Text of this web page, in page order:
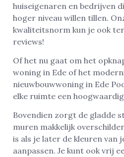
huiseigenaren en bedrijven
hoger niveau willen tillen.
kwaliteitsnorm kun je ook
reviews!
Of het nu gaat om het
woning in Ede of het
nieuwbouwwoning in Ede
elke ruimte een
Bovendien zorgt de gladde
muren makkelijk
is als je later de kleuren van
aanpassen. Je kunt ook vrij